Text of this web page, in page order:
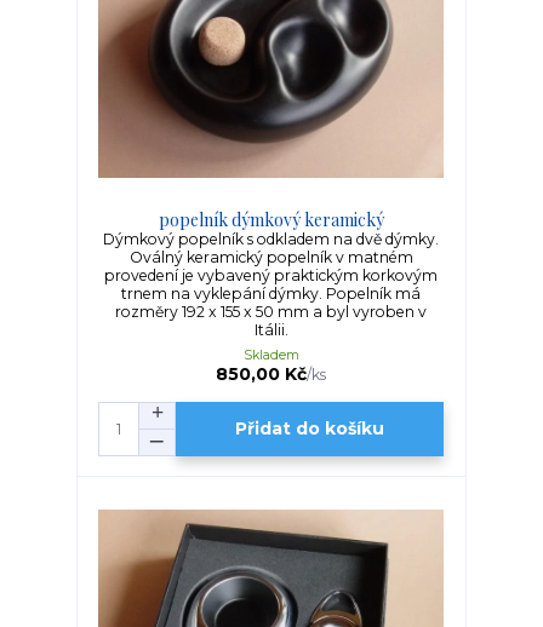
popelník dýmkový keramický
Dýmkový popelník s odkladem na dvě dýmky.
Oválný keramický popelník v matném
provedení je vybavený praktickým korkovým
trnem na vyklepání dýmky. Popelník má
rozměry 192 x 155 x 50 mm a byl vyroben v
Itálii.
850,00 Kč/ks
Skladem
Přidat do košíku